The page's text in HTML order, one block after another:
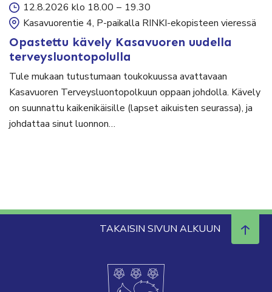
12.8.2026 klo 18.00 – 19.30
Kasavuorentie 4, P-paikalla RINKI-ekopisteen vieressä
Opastettu kävely Kasavuoren uudella
terveysluontopolulla
Tule mukaan tutustumaan toukokuussa avattavaan
Kasavuoren Terveysluontopolkuun oppaan johdolla. Kävely
on suunnattu kaikenikäisille (lapset aikuisten seurassa), ja
johdattaa sinut luonnon…
TAKAISIN SIVUN ALKUUN